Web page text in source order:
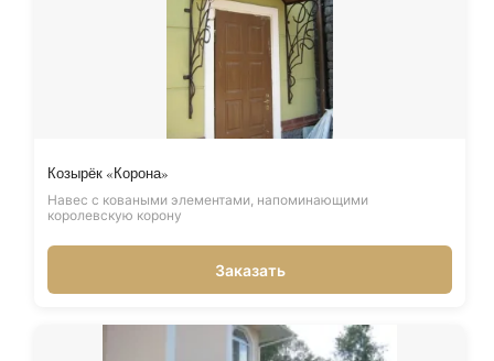
Козырёк «Корона»
Навес с коваными элементами, напоминающими
королевскую корону
Заказать